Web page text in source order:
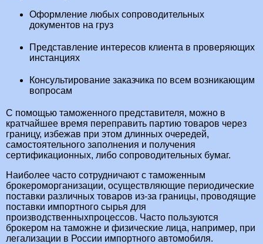
Оформление любых сопроводительных
документов на груз
Представление интересов клиента в проверяющих
инстанциях
Консультирование заказчика по всем возникающим
вопросам
С помощью таможенного представителя, можно в
кратчайшее время переправить партию товаров через
границу, избежав при этом длинных очередей,
самостоятельного заполнения и получения
сертификационных, либо сопроводительных бумаг.
Наиболее часто сотрудничают с таможенным
брокероморганизации, осуществляющие периодические
поставки различных товаров из-за границы, проводящие
поставки импортного сырья для
производственныхпроцессов. Часто пользуются
брокером на таможне и физические лица, например, при
легализации в России импортного автомобиля.